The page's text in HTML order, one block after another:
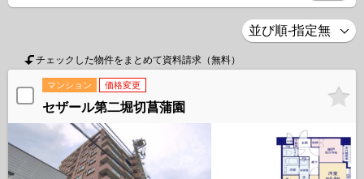
チェックした物件をまとめて資料請求（無料）
マンション 価格変更
セザール第二堀切菖蒲園